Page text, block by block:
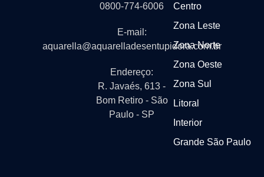
0800-774-6006
E-mail:
aquarella@aquarelladesentupidora.com.br
Endereço:
R. Javaés, 613 -
Bom Retiro - São
Paulo - SP
Centro
Zona Leste
Zona Norte
Zona Oeste
Zona Sul
Litoral
Interior
Grande São Paulo